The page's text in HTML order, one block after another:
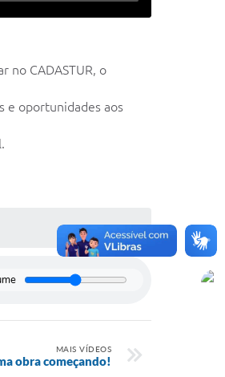
no CADASTUR, o
e oportunidades aos
MAIS VÍDEOS
obra começando!